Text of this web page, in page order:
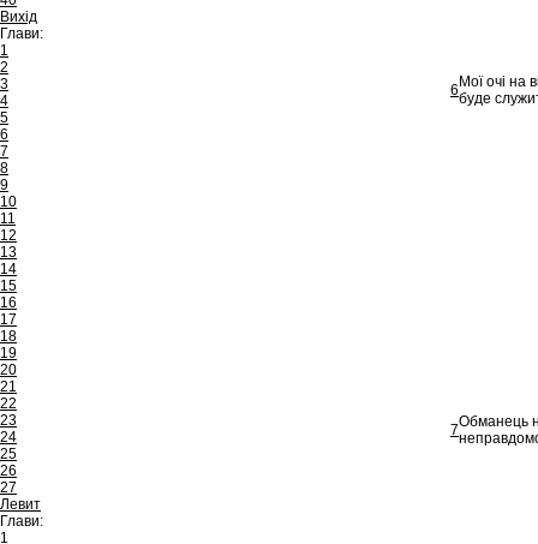
Вихід
Глави:
1
2
3
4
5
6
7
8
9
10
11
12
13
14
15
16
17
18
19
20
21
22
23
24
25
26
27
Левит
Глави:
1
6 Мої очі на
буде
7Обманець